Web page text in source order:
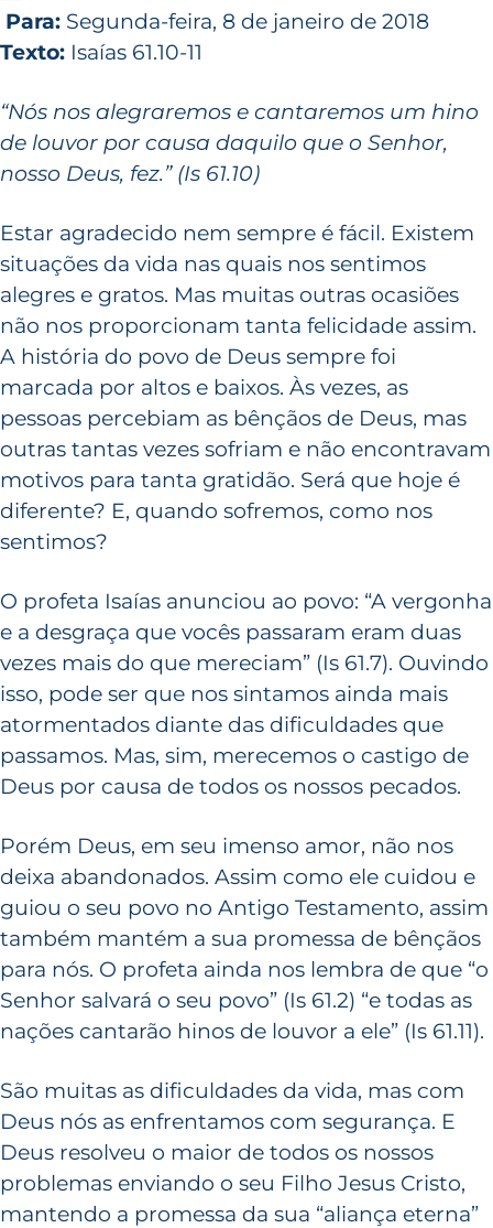
Para: Segunda-feira, 8 de janeiro de 2018
Texto: Isaías 61.10-11
“Nós nos alegraremos e cantaremos um hino
de louvor por causa daquilo que o Senhor,
nosso Deus, fez.” (Is 61.10)
Estar agradecido nem sempre é fácil. Existem
situações da vida nas quais nos sentimos
alegres e gratos. Mas muitas outras ocasiões
não nos proporcionam tanta felicidade assim.
A história do povo de Deus sempre foi
marcada por altos e baixos. Às vezes, as
pessoas percebiam as bênçãos de Deus, mas
outras tantas vezes sofriam e não encontravam
motivos para tanta gratidão. Será que hoje é
diferente? E, quando sofremos, como nos
sentimos?
O profeta Isaías anunciou ao povo: “A vergonha
e a desgraça que vocês passaram eram duas
vezes mais do que mereciam” (Is 61.7). Ouvindo
isso, pode ser que nos sintamos ainda mais
atormentados diante das dificuldades que
passamos. Mas, sim, merecemos o castigo de
Deus por causa de todos os nossos pecados.
Porém Deus, em seu imenso amor, não nos
deixa abandonados. Assim como ele cuidou e
guiou o seu povo no Antigo Testamento, assim
também mantém a sua promessa de bênçãos
para nós. O profeta ainda nos lembra de que “o
Senhor salvará o seu povo” (Is 61.2) “e todas as
nações cantarão hinos de louvor a ele” (Is 61.11).
São muitas as dificuldades da vida, mas com
Deus nós as enfrentamos com segurança. E
Deus resolveu o maior de todos os nossos
problemas enviando o seu Filho Jesus Cristo,
mantendo a promessa da sua “aliança eterna”